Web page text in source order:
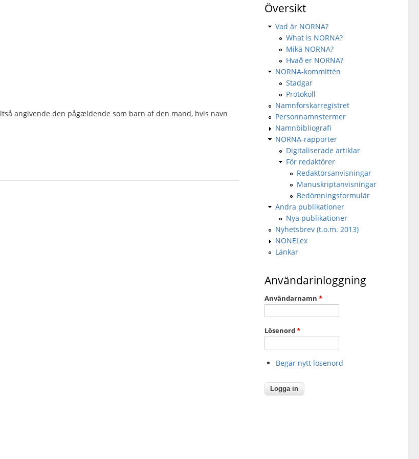
angivende den pågældende som barn af den mand, hvis navn
Översikt
Vad är NORNA?
What is NORNA?
Mikä NORNA?
Hvað er NORNA?
NORNA-kommittén
Stadgar
Protokoll
Namnforskarregistret
Personnamnstermer
Namnbibliografi
NORNA-rapporter
Digitaliserade artiklar
För redaktörer
Redaktörsanvisningar
Manuskriptanvisningar
Bedömningsformulär
Andra publikationer
Nya publikationer
Nyhetsbrev (t.o.m. 2013)
NONELex
Länkar
Användarinloggning
Användarnamn *
Lösenord*
Begär nytt lösenord